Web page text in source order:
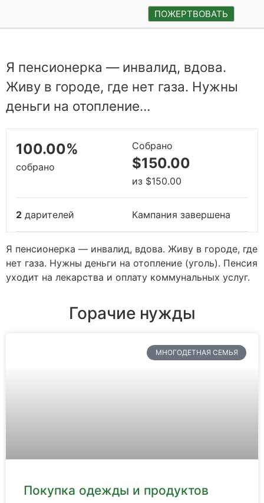
ПОЖЕРТВОВАТЬ
Я пенсионерка — инвалид, вдова.
Живу в городе, где нет газа. Нужны
деньги на отопление…
100.00%
собрано
Собрано
$150.00
из $150.00
2 дарителей Кампания завершена
Я пенсионерка — инвалид, вдова. Живу в городе, где
нет газа. Нужны деньги на отопление (уголь). Пенсия
уходит на лекарства и оплату коммунальных услуг.
Горачие нужды
МНОГОДЕТНАЯ СЕМЬЯ
Покупка одежды и продуктов